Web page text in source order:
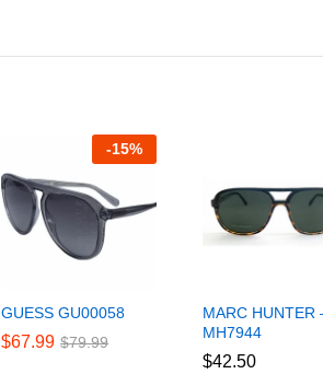
-15%
GUESS GU00058
$67.99 $79.99
$67.99 $79.99
MARC HUNTER
MH7944
$42.50
$42.50